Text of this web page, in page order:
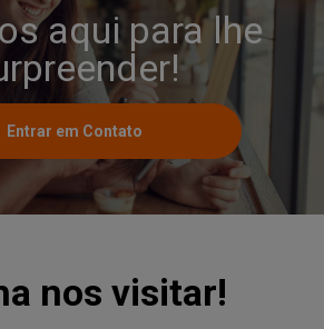
aqui para lhe
Entrar em Contato
nos visitar!